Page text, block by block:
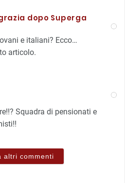
dopo Superga
e italiani? Ecco…
articolo.
Squadra di pensionati e
altri commenti